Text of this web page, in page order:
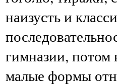
наизусть и
гимназии, потом
малые формы